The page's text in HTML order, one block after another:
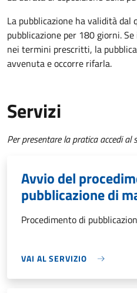
La pubblicazione ha validità
pubblicazione per 180 giorni.
nei termini prescritti, la
avvenuta e occorre rifarla.
Servizi
Per presentare la pratica accedi al
Avvio del
pubblicazione di
Procedimento di
VAI AL SERVIZIO